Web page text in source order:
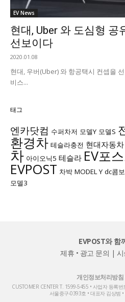
EV News
현대, Uber 와 도심형 공
선보이다
2020.01.08
현대, 우버(Uber) 와 항공택시 컨셉을
비스...
태그
엔카닷컴 수퍼차저 모델Y 모델S
환경차 테슬라충전 현대자동차
차 아이오닉5 테슬라 EV포
EVPOST 차박 MODEL Y dc콤보
모델3
EVPOST와 함
제휴 • 광고 문의 |
개인정보처리방침
CUSTOMER CENTER T. 1599-5455 • 사업자 등록
서울중구-0393호 • 대표자 김상범